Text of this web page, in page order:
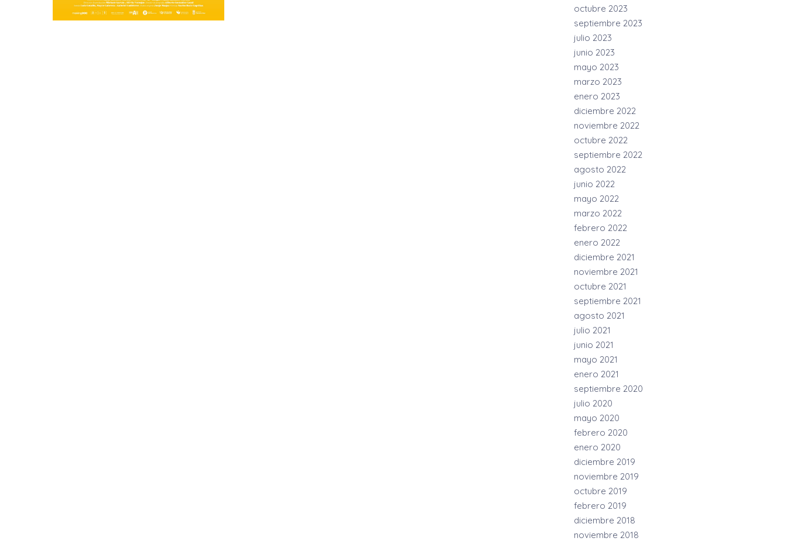
octubre 2023
septiembre 2023
julio 2023
junio 2023
mayo 2023
marzo 2023
enero 2023
diciembre 2022
noviembre 2022
octubre 2022
septiembre 2022
agosto 2022
junio 2022
mayo 2022
marzo 2022
febrero 2022
enero 2022
diciembre 2021
noviembre 2021
octubre 2021
septiembre 2021
agosto 2021
julio 2021
junio 2021
mayo 2021
enero 2021
septiembre 2020
julio 2020
mayo 2020
febrero 2020
enero 2020
diciembre 2019
noviembre 2019
octubre 2019
febrero 2019
diciembre 2018
noviembre 2018